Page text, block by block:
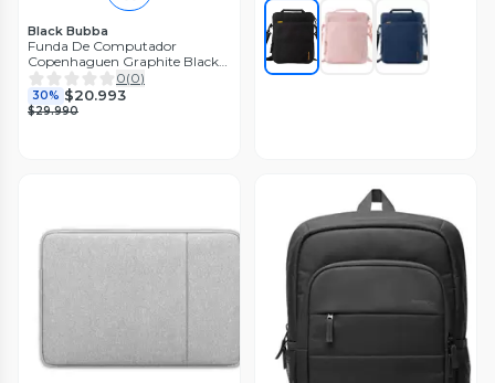
Black Bubba
Funda De Computador
Copenhaguen Graphite Black
Bubba
0(0)
30% $20.993
$29.990